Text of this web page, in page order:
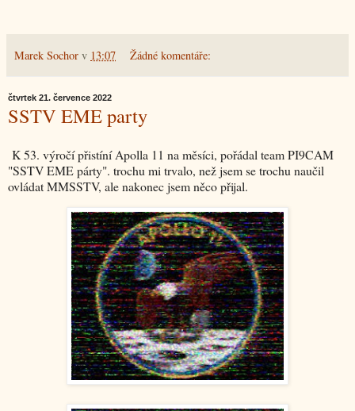
Marek Sochor v 13:07 Žádné komentáře:
čtvrtek 21. července 2022
SSTV EME party
K 53. výročí přistíní Apolla 11 na měsíci, pořádal team PI9CAM
"SSTV EME párty". trochu mi trvalo, než jsem se trochu naučil
ovládat MMSSTV, ale nakonec jsem něco přijal.